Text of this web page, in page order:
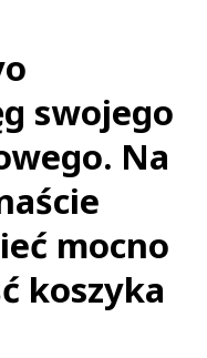
swojego
Na
mocno
koszyka